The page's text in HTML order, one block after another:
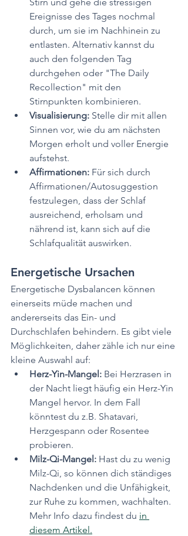
Ereignisse des Tages nochmal
durch, um sie im Nachhinein zu
entlasten. Alternativ kannst du
auch den folgenden Tag
durchgehen oder "The Daily
Recollection" mit den
Stirnpunkten kombinieren.
Visualisierung: Stelle dir mit allen
Sinnen vor, wie du am nächsten
Morgen erholt und voller Energie
aufstehst.
Affirmationen: Für sich durch
Affirmationen/Autosuggestion
festzulegen, dass der Schlaf
ausreichend, erholsam und
nährend ist, kann sich auf die
Schlafqualität auswirken.
Energetische Ursachen
Energetische Dysbalancen können
einerseits müde machen und
andererseits das Ein- und
Durchschlafen behindern. Es gibt viele
Möglichkeiten, daher zähle ich nur eine
kleine Auswahl auf:
Herz-Yin-Mangel: Bei Herzrasen in
der Nacht liegt häufig ein Herz-Yin
Mangel hervor. In dem Fall
könntest du z.B. Shatavari,
Herzgespann oder Rosentee
probieren.
Milz-Qi-Mangel: Hast du zu wenig
Milz-Qi, so können dich ständiges
Nachdenken und die Unfähigkeit,
zur Ruhe zu kommen, wachhalten.
Mehr Info dazu findest du in
diesem Artikel.